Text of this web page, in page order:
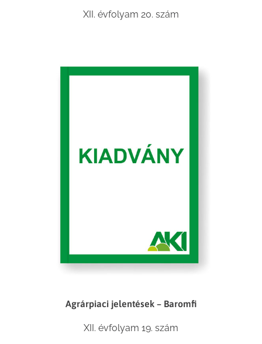
XII. évfolyam 20. szám
Agrárpiaci jelentések – Baromfi
XII. évfolyam 19. szám